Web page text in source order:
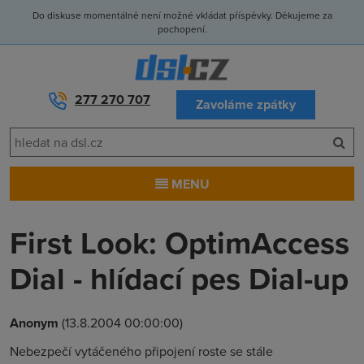
Do diskuse momentálně není možné vkládat příspěvky. Děkujeme za
pochopení.
277 270 707 Zavoláme zpátky
MENU
First Look: OptimAccess
Dial - hlídací pes Dial-up
Anonym (13.8.2004 00:00:00)
Nebezpečí vytáčeného připojení roste se stále